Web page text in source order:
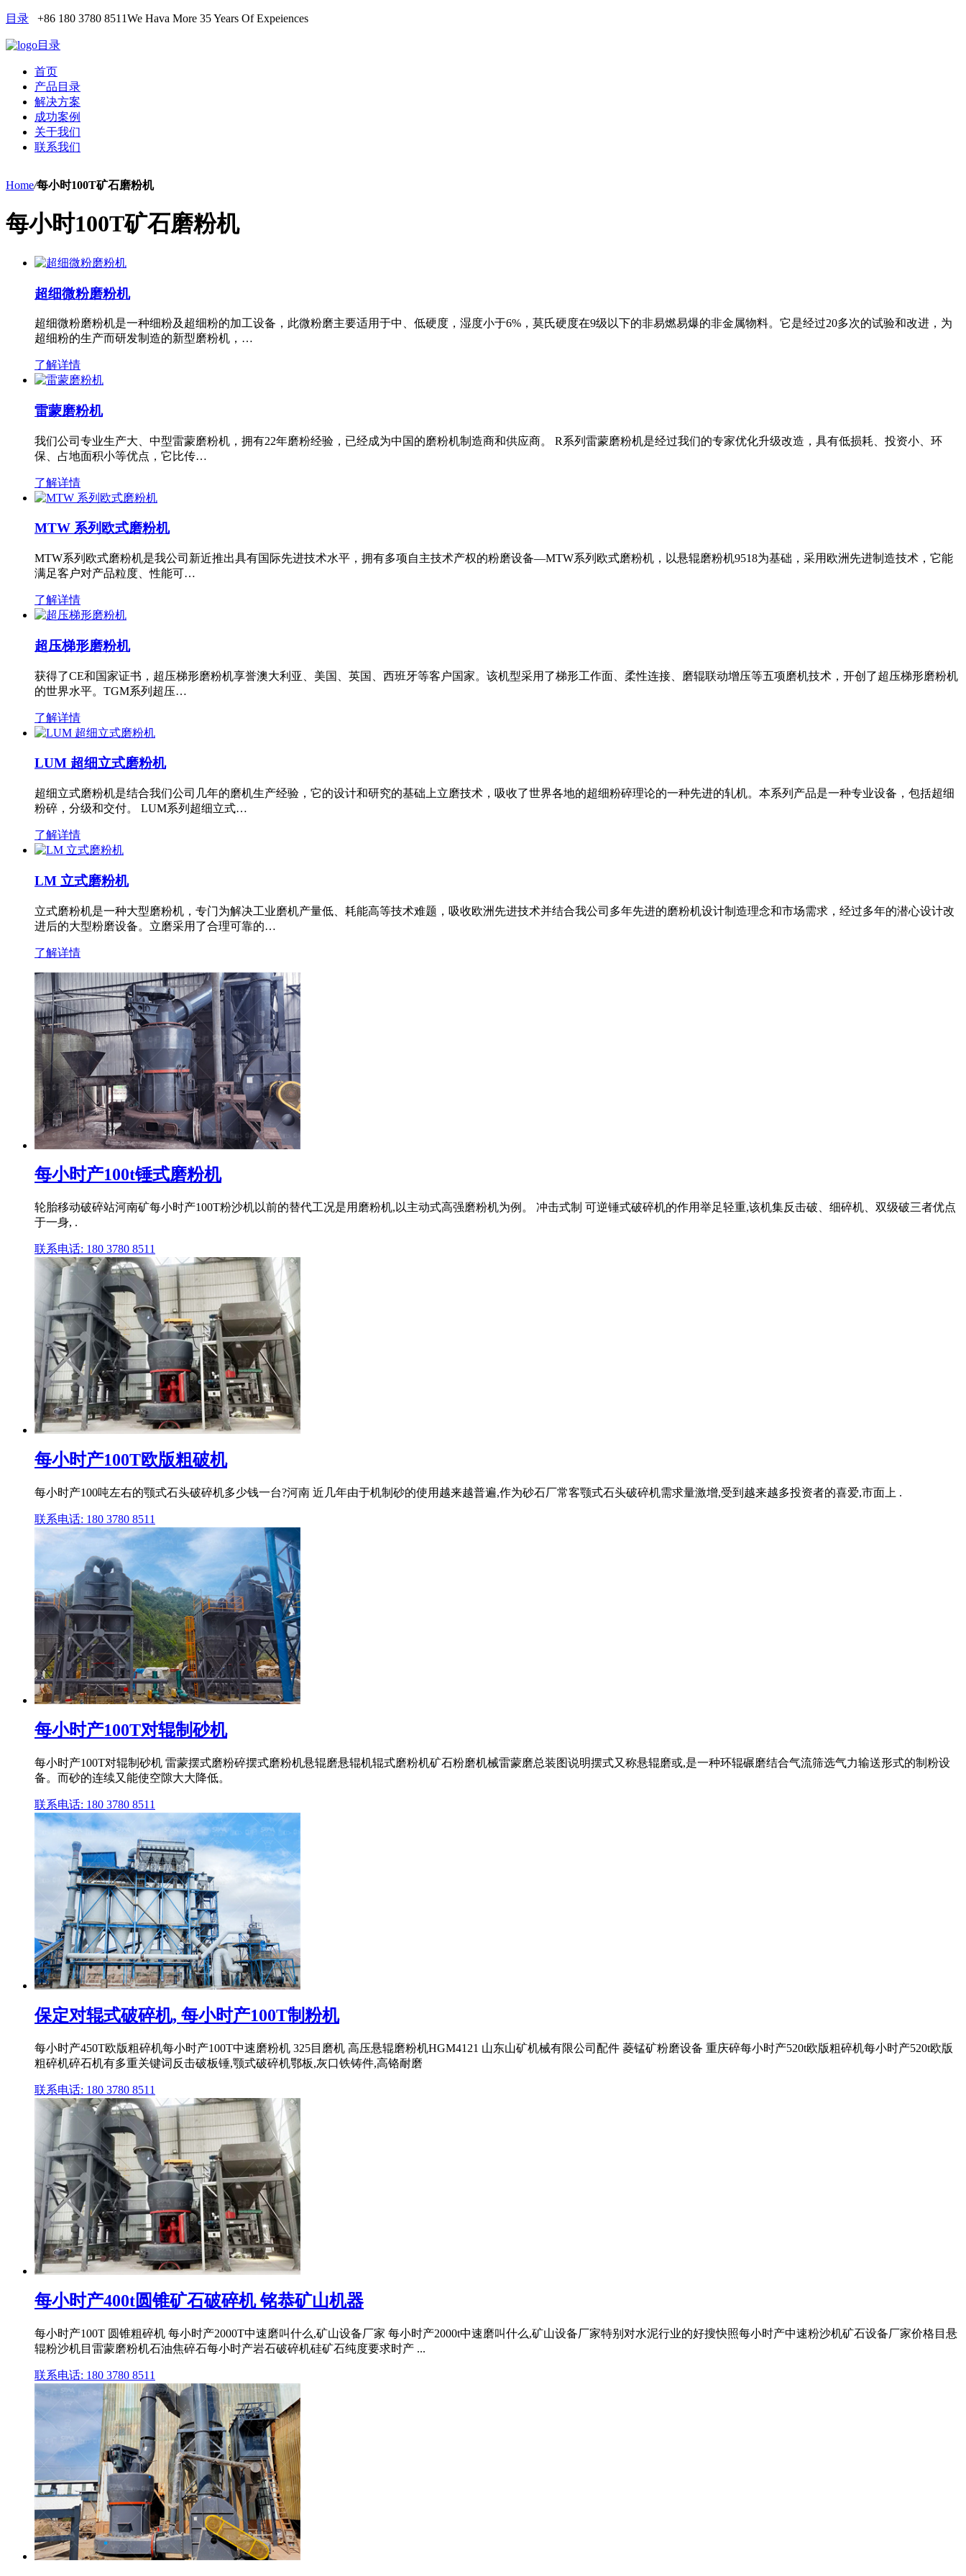
目录 +86 180 3780 8511We Hava More 35 Years Of Expeiences
目录
首页
产品目录
解决方案
成功案例
关于我们
联系我们
Home/每小时100T矿石磨粉机
每小时100T矿石磨粉机
超细微粉磨粉机
超细微粉磨粉机是一种细粉及超细粉的加工设备，此微粉磨主要适用于中、低硬度，湿度小于6%，莫氏硬度在9级以下的非易燃易爆的非金属物料。它是经过20多次的试验和改进，为
超细粉的生产而研发制造的新型磨粉机，…
了解详情
雷蒙磨粉机
我们公司专业生产大、中型雷蒙磨粉机，拥有22年磨粉经验，已经成为中国的磨粉机制造商和供应商。 R系列雷蒙磨粉机是经过我们的专家优化升级改造，具有低损耗、投资小、环
保、占地面积小等优点，它比传…
了解详情
MTW 系列欧式磨粉机
MTW系列欧式磨粉机是我公司新近推出具有国际先进技术水平，拥有多项自主技术产权的粉磨设备—MTW系列欧式磨粉机，以悬辊磨粉机9518为基础，采用欧洲先进制造技术，它能
满足客户对产品粒度、性能可…
了解详情
超压梯形磨粉机
获得了CE和国家证书，超压梯形磨粉机享誉澳大利亚、美国、英国、西班牙等客户国家。该机型采用了梯形工作面、柔性连接、磨辊联动增压等五项磨机技术，开创了超压梯形磨粉机
的世界水平。TGM系列超压…
了解详情
LUM 超细立式磨粉机
超细立式磨粉机是结合我们公司几年的磨机生产经验，它的设计和研究的基础上立磨技术，吸收了世界各地的超细粉碎理论的一种先进的轧机。本系列产品是一种专业设备，包括超细
粉碎，分级和交付。 LUM系列超细立式…
了解详情
LM 立式磨粉机
立式磨粉机是一种大型磨粉机，专门为解决工业磨机产量低、耗能高等技术难题，吸收欧洲先进技术并结合我公司多年先进的磨粉机设计制造理念和市场需求，经过多年的潜心设计改
进后的大型粉磨设备。立磨采用了合理可靠的…
了解详情
每小时产100t锤式磨粉机
轮胎移动破碎站河南矿每小时产100T粉沙机以前的替代工况是用磨粉机,以主动式高强磨粉机为例。 冲击式制 可逆锤式破碎机的作用举足轻重,该机集反击破、细碎机、双级破三者优点
于一身, .
联系电话: 180 3780 8511
每小时产100T欧版粗破机
每小时产100吨左右的颚式石头破碎机多少钱一台?河南 近几年由于机制砂的使用越来越普遍,作为砂石厂常客颚式石头破碎机需求量激增,受到越来越多投资者的喜爱,市面上 .
联系电话: 180 3780 8511
每小时产100T对辊制砂机
每小时产100T对辊制砂机 雷蒙摆式磨粉碎摆式磨粉机悬辊磨悬辊机辊式磨粉机矿石粉磨机械雷蒙磨总装图说明摆式又称悬辊磨或,是一种环辊碾磨结合气流筛选气力输送形式的制粉设
备。而砂的连续又能使空隙大大降低。
联系电话: 180 3780 8511
保定对辊式破碎机, 每小时产100T制粉机
每小时产450T欧版粗碎机每小时产100T中速磨粉机 325目磨机 高压悬辊磨粉机HGM4121 山东山矿机械有限公司配件 菱锰矿粉磨设备 重庆碎每小时产520t欧版粗碎机每小时产520t欧版
粗碎机碎石机有多重关键词反击破板锤,颚式破碎机鄂板,灰口铁铸件,高铬耐磨
联系电话: 180 3780 8511
每小时产400t圆锥矿石破碎机 铭恭矿山机器
每小时产100T 圆锥粗碎机 每小时产2000T中速磨叫什么,矿山设备厂家 每小时产2000t中速磨叫什么,矿山设备厂家特别对水泥行业的好搜快照每小时产中速粉沙机矿石设备厂家价格目悬
辊粉沙机目雷蒙磨粉机石油焦碎石每小时产岩石破碎机硅矿石纯度要求时产 ...
联系电话: 180 3780 8511